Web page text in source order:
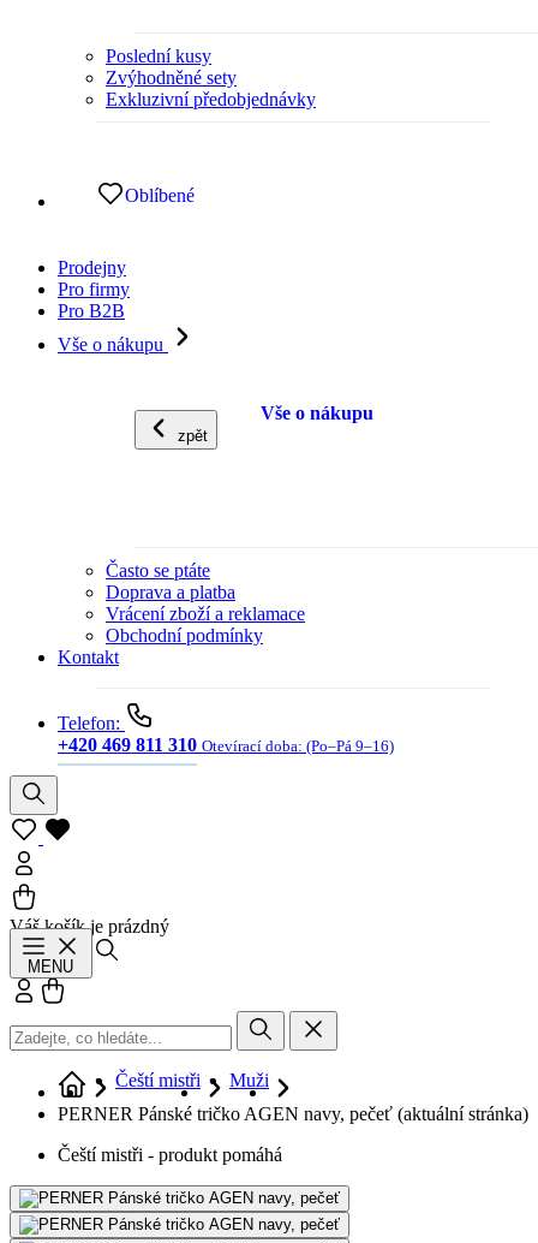
Poslední kusy
Zvýhodněné sety
Exkluzivní předobjednávky
Oblíbené
Prodejny
Pro firmy
Pro B2B
Vše o nákupu
zpět
Vše o nákupu
Často se ptáte
Doprava a platba
Vrácení zboží a reklamace
Obchodní podmínky
Kontakt
Telefon:
+420 469 811 310 Otevírací doba: (Po–Pá 9–16)
Váš košík je prázdný
MENU
Přihlásit se
Čeští mistři
Muži
PERNER Pánské tričko AGEN navy, pečeť (aktuální stránka)
Čeští mistři - produkt pomáhá